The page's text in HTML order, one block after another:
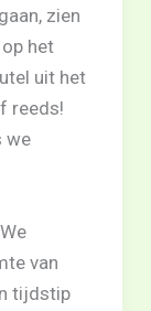
zien
het
uit het
reeds!
we
van
tijdstip